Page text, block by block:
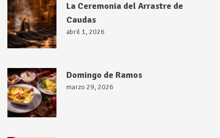
La Ceremonia del Arrastre de
Caudas
abril 1, 2026
Domingo de Ramos
marzo 29, 2026